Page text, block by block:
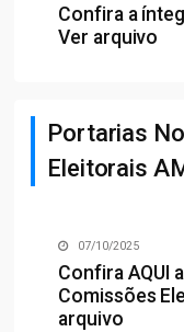
Confira a
Ver arquivo
Portarias
Eleitorais
07/10/2025
Confira AQUI
Comissões
arquivo